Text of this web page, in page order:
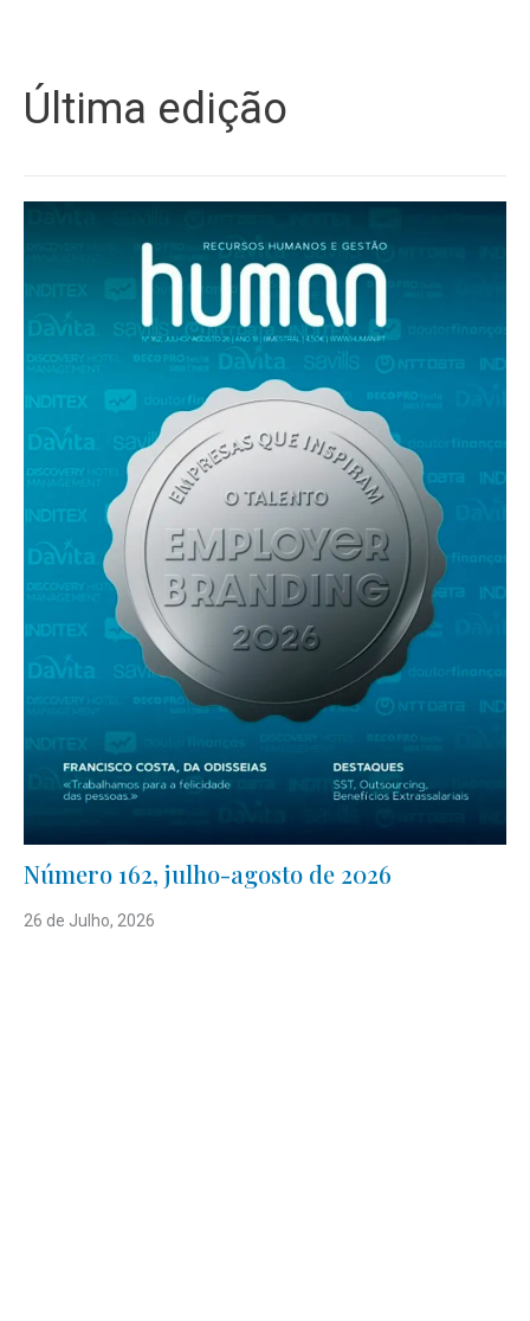
Última edição
Número 162, julho-agosto de 2026
26 de Julho, 2026